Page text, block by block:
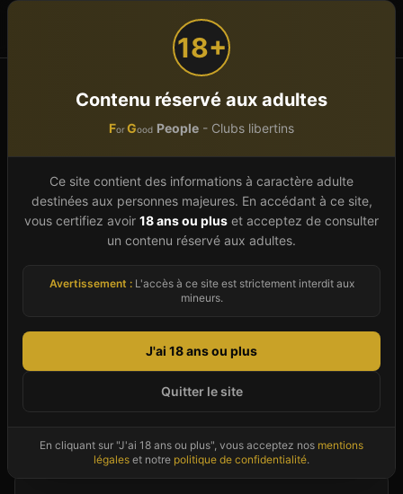
18+
Contenu réservé aux adultes
ForGood People - Clubs libertins
Ce site contient des informations à caractère adulte
destinées aux personnes majeures. En accédant à ce site,
vous certifiez avoir 18 ans ou plus et acceptez de consulter
un contenu réservé aux adultes.
Avertissement :L'accès à ce site est strictement interdit aux
mineurs.
J'ai 18 ans ou plus
Quitter le site
En cliquant sur "J'ai 18 ans ou plus", vous acceptez nos mentions
légales et notre politique de confidentialité.
Accueil Nouvelle-Aquitaine Gironde (33)
BORDEAUX
LE DIFFERENT
Club Libertin ÀBORDEAUX
À vérifier
11 rue Pénicaud (Quartier des Chartrons),
Spa & Wellness
1.0(1avis)
Images d'illustration